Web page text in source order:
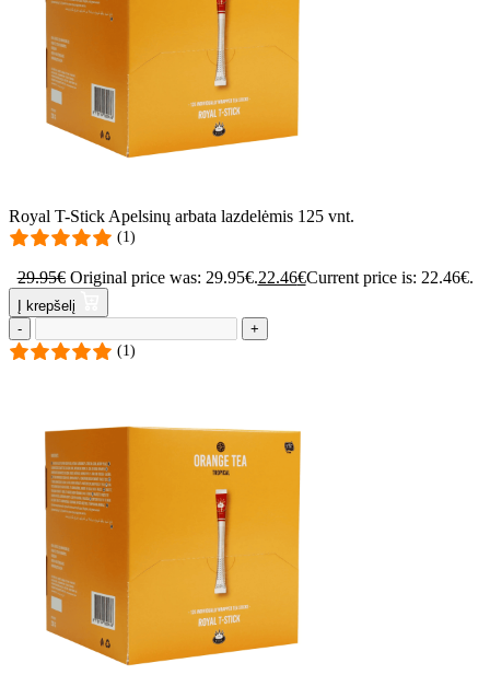
Royal T-Stick Apelsinų arbata lazdelėmis 125 vnt.
(1)
29.95€ Original price was: 29.95€.22.46€Current price is: 22.46€.
Į krepšelį
-
+
(1)